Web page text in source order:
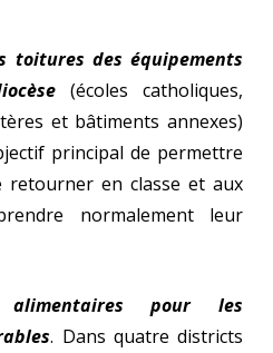
toitures des équipements
(écoles catholiques,
et bâtiments annexes)
principal de permettre
retourner en classe et aux
normalement leur
alimentaires pour les
. Dans quatre districts